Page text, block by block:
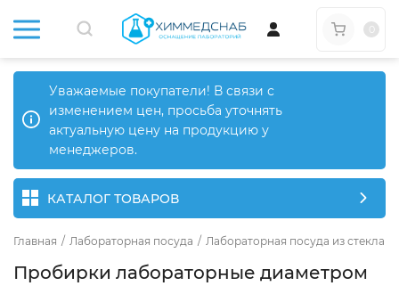
Уважаемые покупатели! В связи с
изменением цен, просьба уточнять
актуальную цену на продукцию у
менеджеров.
КАТАЛОГ ТОВАРОВ
Главная / Лабораторная посуда / Лабораторная посуда из стекла
Пробирки лабораторные диаметром